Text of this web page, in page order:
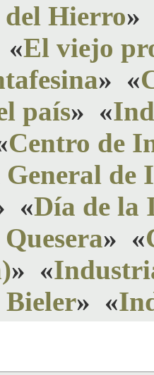
Hierro»
«El viejo
» «
país» «
Centro de
de
«Día de la
» «
» «
» «